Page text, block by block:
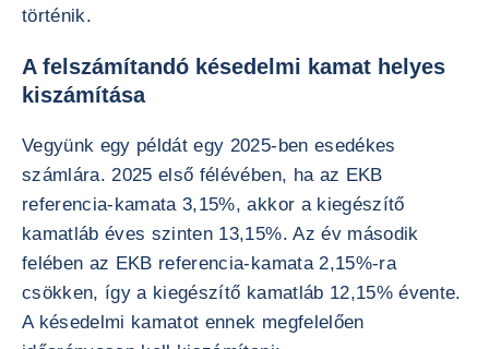
történik.
A felszámítandó késedelmi kamat helyes
kiszámítása
Vegyünk egy példát egy 2025-ben esedékes
számlára. 2025 első félévében, ha az EKB
referencia-kamata 3,15%, akkor a kiegészítő
kamatláb éves szinten 13,15%. Az év második
felében az EKB referencia-kamata 2,15%-ra
csökken, így a kiegészítő kamatláb 12,15% évente.
A késedelmi kamatot ennek megfelelően